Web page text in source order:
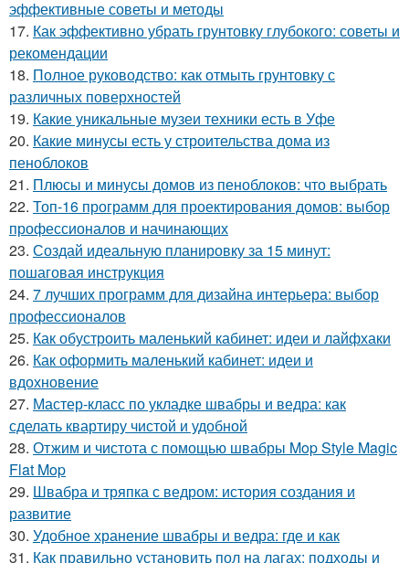
эффективные советы и методы
17. Как эффективно убрать грунтовку глубокого: советы и
рекомендации
18. Полное руководство: как отмыть грунтовку с
различных поверхностей
19. Какие уникальные музеи техники есть в Уфе
20. Какие минусы есть у строительства дома из
пеноблоков
21. Плюсы и минусы домов из пеноблоков: что выбрать
22. Топ-16 программ для проектирования домов: выбор
профессионалов и начинающих
23. Создай идеальную планировку за 15 минут:
пошаговая инструкция
24. 7 лучших программ для дизайна интерьера: выбор
профессионалов
25. Как обустроить маленький кабинет: идеи и лайфхаки
26. Как оформить маленький кабинет: идеи и
вдохновение
27. Мастер-класс по укладке швабры и ведра: как
сделать квартиру чистой и удобной
28. Отжим и чистота с помощью швабры Mop Style Magic
Flat Mop
29. Швабра и тряпка с ведром: история создания и
развитие
30. Удобное хранение швабры и ведра: где и как
31. Как правильно установить пол на лагах: подходы и